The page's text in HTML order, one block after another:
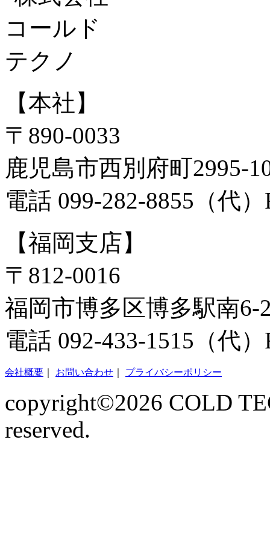
【本社】
〒890-0033
鹿児島市西別府町2995-
電話 099-282-8855（代
【福岡支店】
〒812-0016
福岡市博多区博多駅南6-
電話 092-433-1515（代
会社概要 お問い合わせ プライバシーポリシー
copyright©2026 COLD
reserved.